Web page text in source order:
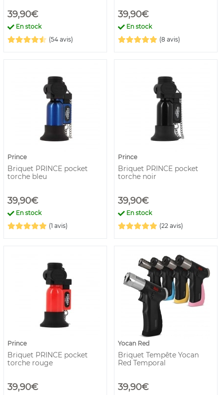
39,90€
En stock
(54 avis)
39,90€
En stock
(8 avis)
Prince
Briquet PRINCE pocket
torche bleu
39,90€
En stock
(1 avis)
Prince
Briquet PRINCE pocket
torche noir
39,90€
En stock
(22 avis)
Prince
Briquet PRINCE pocket
torche rouge
39,90€
Yocan Red
Briquet Tempête Yocan
Red Temporal
39,90€